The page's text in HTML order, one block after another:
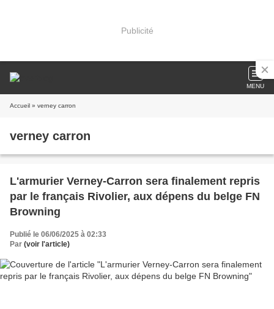
Publicité
MENU
Accueil » verney carron
verney carron
L'armurier Verney-Carron sera finalement repris
par le français Rivolier, aux dépens du belge FN
Browning
Publié le 06/06/2025 à 02:33
Par (voir l'article)